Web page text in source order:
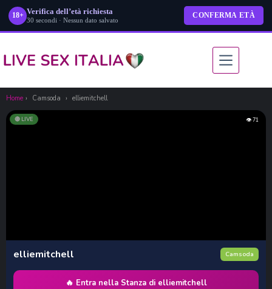
18+ Verifica dell’età richiesta
30 secondi · Nessun dato salvato
CONFERMA ETÀ
contenuto
Home › Camsoda › elliemitchell
🔴 LIVE 👁 71
elliemitchell Camsoda
🔥 Entra nella Stanza di elliemitchell